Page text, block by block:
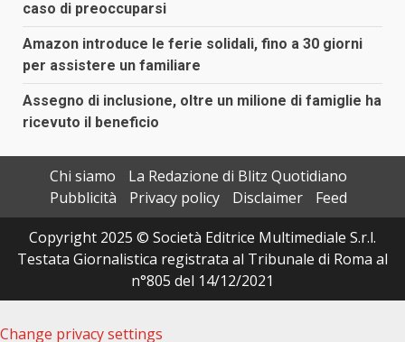
caso di preoccuparsi
Amazon introduce le ferie solidali, fino a 30 giorni
per assistere un familiare
Assegno di inclusione, oltre un milione di famiglie ha
ricevuto il beneficio
Chi siamo
La Redazione di Blitz Quotidiano
Pubblicità
Privacy policy Disclaimer
Feed
Copyright 2025 © Società Editrice Multimediale S.r.l.
Testata Giornalistica registrata al Tribunale di Roma al
n°805 del 14/12/2021
Change privacy settings